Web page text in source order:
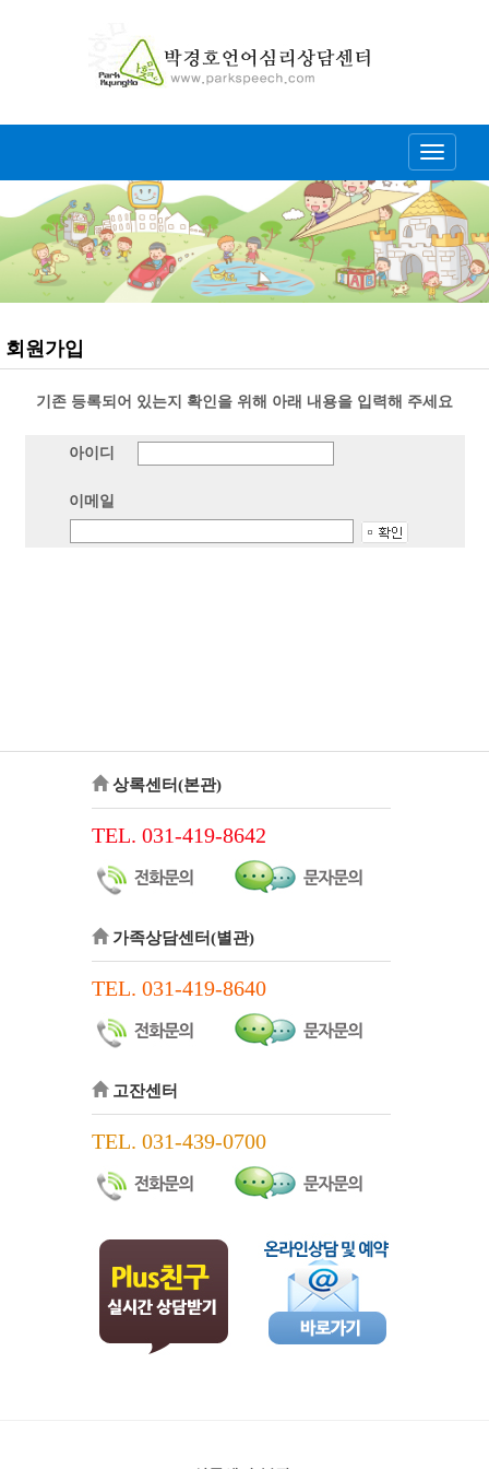
Toggle
회원가입
기존 등록되어 있는지 확인을 위해 아래 내용을 입력해 주세요
아이디
이메일
상록센터(본관)
TEL. 031-419-8642
가족상담센터(별관)
TEL. 031-419-8640
고잔센터
TEL. 031-439-0700